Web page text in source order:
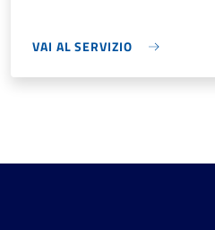
VAI AL SERVIZIO